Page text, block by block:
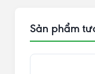
Sản phẩm